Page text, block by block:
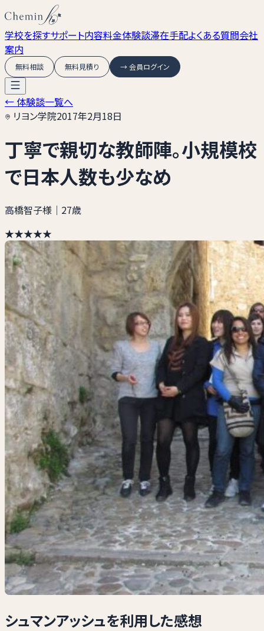
学校を探すサポート内容料金体験談滞在手配よくある質問会社
案内
無料相談 無料見積り → 会員ログイン
← 体験談一覧へ
リヨン学院2017年2月18日
丁寧で親切な教師陣。小規模校
で日本人数も少なめ
高橋智子様 ｜27歳
★★★★★
シュマンアッシュを利用した感想